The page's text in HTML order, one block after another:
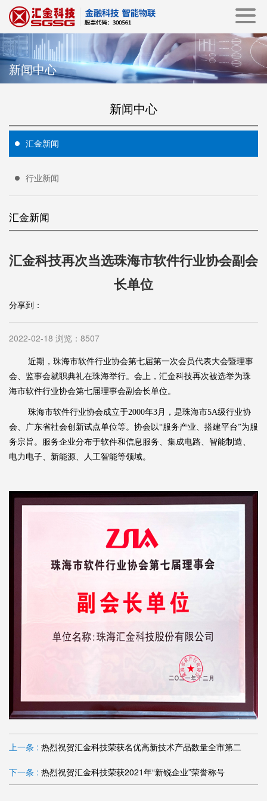
新闻中心
新闻中心
汇金新闻
行业新闻
汇金新闻
汇金科技再次当选珠海市软件行业协会副会
长单位
分享到：
2022-02-18 浏览：8507
近期 ，珠海市软件行业协会第七届第一次会员代表大会暨理事
会、监事会就职典礼在珠海举行。会上， 汇金科技再次被选举为珠
海市软件行业协会第七届理事会副会长单位。
珠海市软件行业协会成立于2000年3月，是珠海市5A级行业协
会、广东省社会创新试点单位等。协会以“服务产业、搭建平台”为服
务宗旨。服务企业分布于软件和信息服务、集成电路、智能制造、
电力电子、新能源、人工智能等领域。
上一条 : 热烈祝贺汇金科技荣获名优高新技术产品数量全市第二
下一条 : 热烈祝贺汇金科技荣获2021年“新锐企业”荣誉称号